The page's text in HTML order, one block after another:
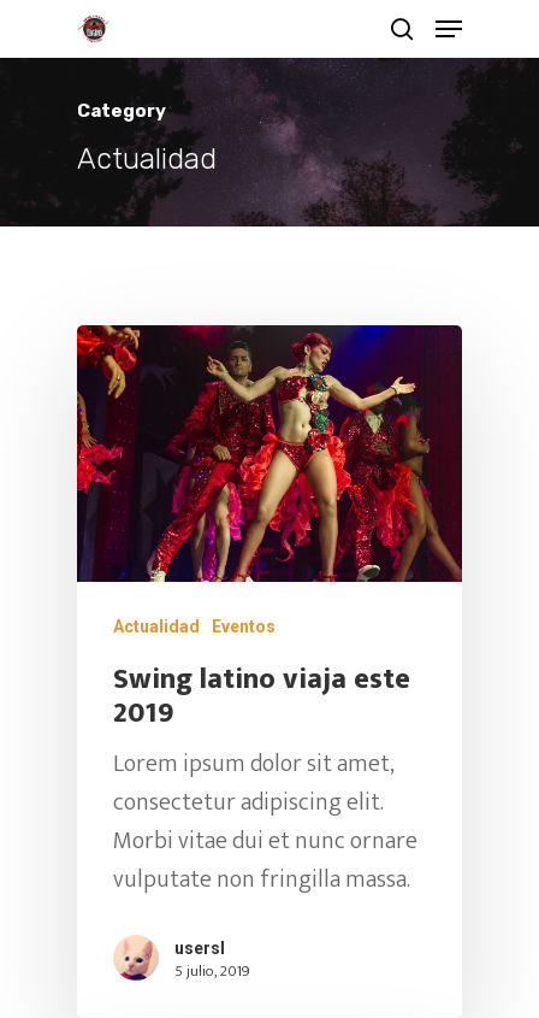
Category
Actualidad
Actualidad Eventos
Swing latino viaja este
2019
Lorem ipsum dolor sit amet,
consectetur adipiscing elit.
Morbi vitae dui et nunc ornare
vulputate non fringilla massa.
usersl
5 julio, 2019